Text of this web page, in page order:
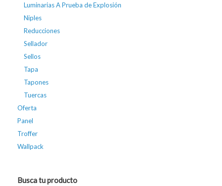
Luminarias A Prueba de Explosión
Niples
Reducciones
Sellador
Sellos
Tapa
Tapones
Tuercas
Oferta
Panel
Troffer
Wallpack
Busca tu producto